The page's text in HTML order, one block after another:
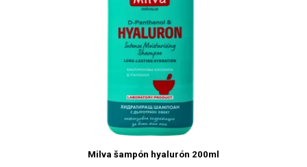
Milva šampón hyalurón 200ml